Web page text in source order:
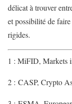
délicat à trouver
et possibilité de
rigides.
1 : MiFID, Markets
2 : CASP, Crypto